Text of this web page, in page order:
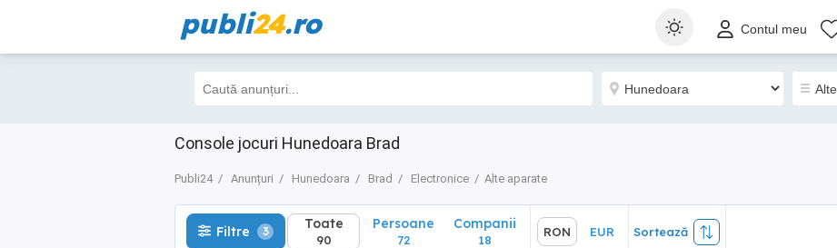
publi24.ro Contul meu
Console jocuri Hunedoara Brad
Publi24 Anunțuri Hunedoara Brad Electronice Alte aparate
Filtre 3 Toate
90
Sortează
Filtre 3 Toate
90
Persoane
72
Companii
18
RON EUR Sortează